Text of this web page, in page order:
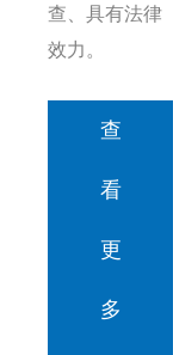
查、具有法律
效力。
查
看
更
多